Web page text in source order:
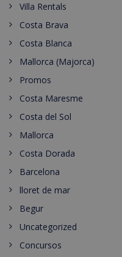
Villa Rentals
Costa Brava
Costa Blanca
Mallorca (Majorca)
Promos
Costa Maresme
Costa del Sol
Mallorca
Costa Dorada
Barcelona
lloret de mar
Begur
Uncategorized
Concursos